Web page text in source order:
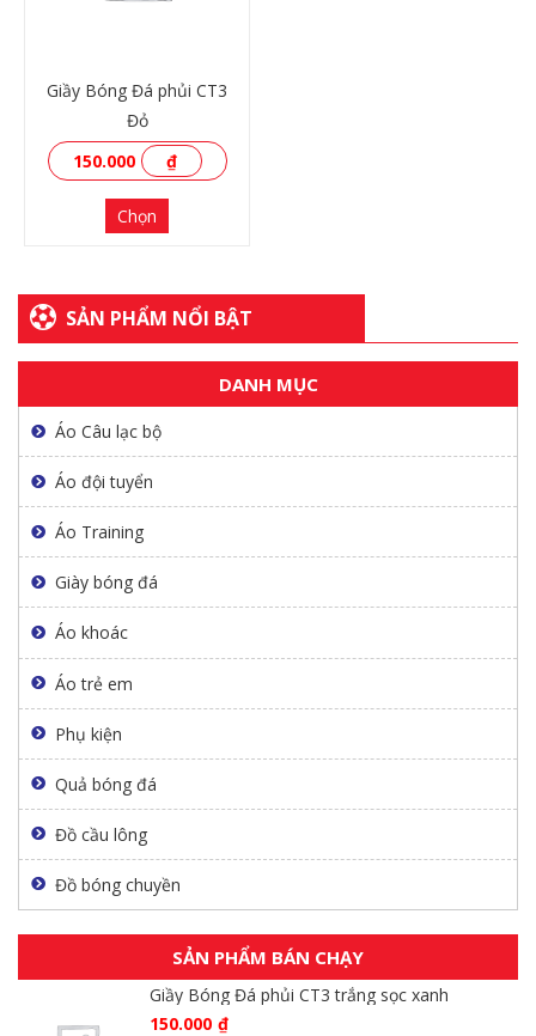
XEM THÊM
Giầy Bóng Đá phủi CT3
Đỏ
150.000
₫
Chọn
SẢN PHẨM NỔI BẬT
DANH MỤC
Áo Câu lạc bộ
Áo đội tuyển
Áo Training
Giày bóng đá
Áo khoác
Áo trẻ em
Phụ kiện
Quả bóng đá
Đồ cầu lông
Đồ bóng chuyền
SẢN PHẨM BÁN CHẠY
Giầy Bóng Đá phủi CT3 trắng sọc xanh
150.000 ₫